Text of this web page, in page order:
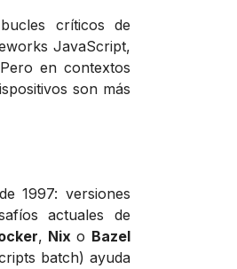
críticos de
JavaScript,
en contextos
son más
1997: versiones
actuales de
, Nix o Bazel
batch) ayuda